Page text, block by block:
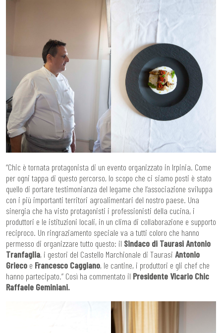
“Chic è tornata protagonista di un evento organizzato in Irpinia. Come
per ogni tappa di questo percorso, lo scopo che ci siamo posti è stato
quello di portare testimonianza del legame che l’associazione sviluppa
con i più importanti territori agroalimentari del nostro paese. Una
sinergia che ha visto protagonisti i professionisti della cucina, i
produttori e le istituzioni locali, in un clima di collaborazione e supporto
reciproco. Un ringraziamento speciale va a tutti coloro che hanno
permesso di organizzare tutto questo: il Sindaco di Taurasi Antonio
Tranfaglia, i gestori del Castello Marchionale di Taurasi Antonio
Grieco e Francesco Caggiano, le cantine, i produttori e gli chef che
hanno partecipato.” Così ha commentato il Presidente Vicario Chic
Raffaele Geminiani.